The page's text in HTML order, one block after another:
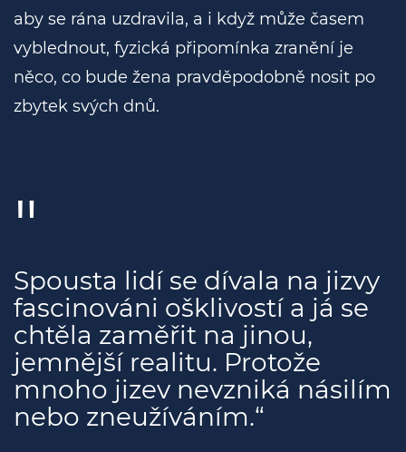
aby se rána uzdravila, a i když může časem
vyblednout, fyzická připomínka zranění je
něco, co bude žena pravděpodobně nosit po
zbytek svých dnů.
Spousta lidí se dívala na jizvy
fascinováni ošklivostí a já se
chtěla zaměřit na jinou,
jemnější realitu. Protože
mnoho jizev nevzniká násilím
nebo zneužíváním.“